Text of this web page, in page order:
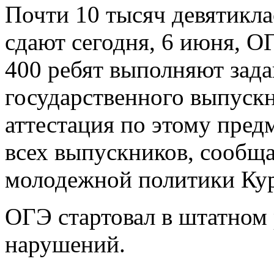
Почти 10 тысяч
сдают сегодня, 6 июня,
400 ребят выполняют
государственного
аттестация по этому
всех выпускников,
молодежной политики
ОГЭ стартовал в
нарушений.